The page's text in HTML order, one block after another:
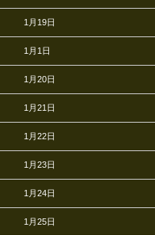
1月19日
1月1日
1月20日
1月21日
1月22日
1月23日
1月24日
1月25日